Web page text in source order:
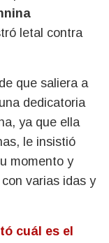
letal contra
que saliera a
dedicatoria
ya que ella
le insistió
momento y
varias idas y
cuál es el